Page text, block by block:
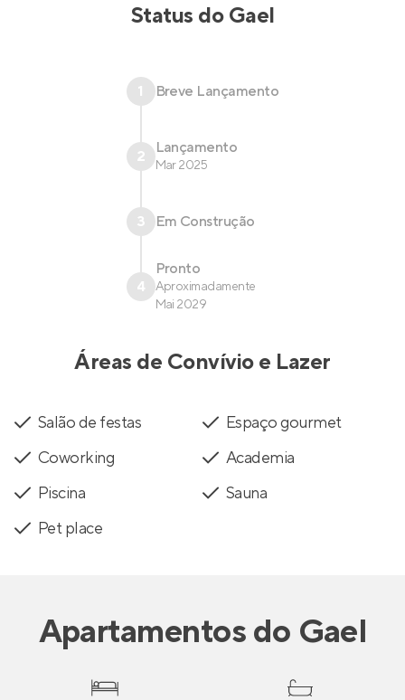
Status doGael
1 Breve Lançamento
2 Lançamento
Mar 2025
3 Em Construção
4
Pronto
Aproximadamente
Mai 2029
Áreas de Convívio e Lazer
Salão de festas
Espaço gourmet
Coworking
Academia
Piscina
Sauna
Pet place
Apartamentosdo Gael